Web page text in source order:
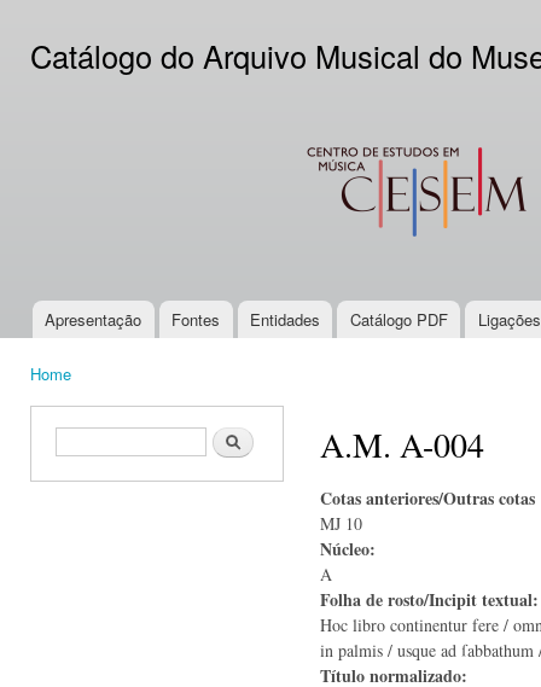
Catálogo do Arquivo Musical do
CESEM
Main menu
Apresentação Fontes Entidades Catálogo PDF
Home
Search form Search A.M. A-004
Cotas anteriores/Outras
MJ 10
Núcleo:
A
Folha de rosto/Incipit
Hoc libro continentur fere /
in palmis / usque ad
Título normalizado: